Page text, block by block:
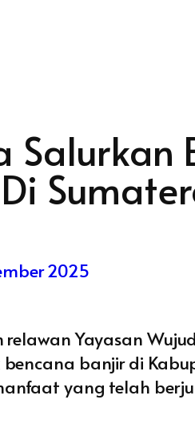
Salurkan
2025
relawan Yayasan
banjir di
yang telah